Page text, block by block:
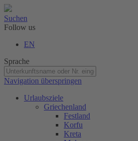
Suchen
Follow us
EN
Sprache
Navigation überspringen
Urlaubsziele
Griechenland
Festland
Korfu
Kreta